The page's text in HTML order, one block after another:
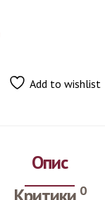
Add to wishlist
Опис
0